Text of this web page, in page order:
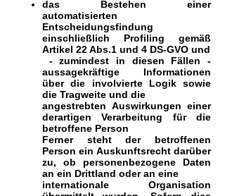
das Bestehen einer
automatisierten
Entscheidungsfindung
einschließlich Profiling gemäß
Artikel 22 Abs.1 und 4 DS-GVO und
- zumindest in diesen Fällen -
aussagekräftige Informationen
über die involvierte Logik sowie
die Tragweite und die
angestrebten Auswirkungen einer
derartigen Verarbeitung für die
betroffene Person
Ferner steht der betroffenen
Person ein Auskunftsrecht darüber
zu, ob personenbezogene Daten
an ein Drittland oder an eine
internationale Organisation